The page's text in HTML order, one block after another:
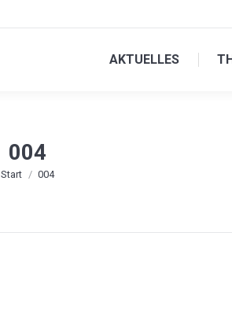
AKTUELLES
004
Sie befinden sich hier:
Start 004